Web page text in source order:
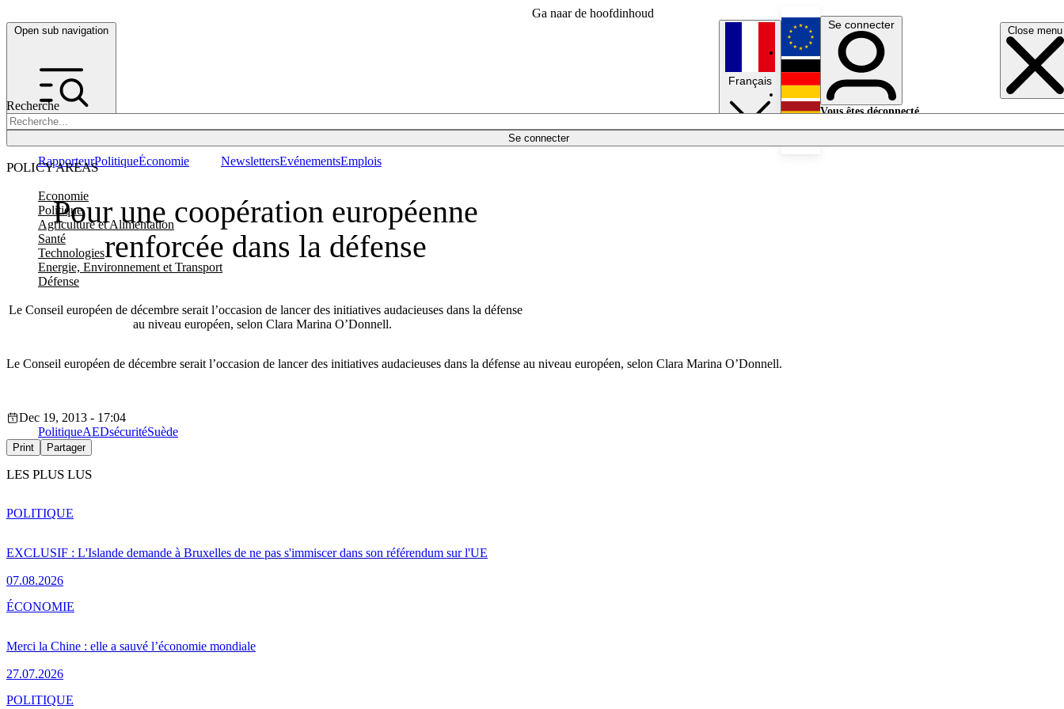
Ga naar de hoofdinhoud
Open sub navigation Close menu
Recherche
Se connecter
POLICY AREAS
Economie
Politique
Agriculture et Alimentation
Santé
Technologies
Energie, Environnement et Transport
Défense
RapporteurPolitiqueÉconomie NewslettersEvénementsEmplois
Français
English
Deutsch
Se connecter
Vous êtes déconnecté.
Pour une coopération européenne
renforcée dans la défense
Le Conseil européen de décembre serait l’occasion de lancer des initiatives audacieuses dans la défense
au niveau européen, selon Clara Marina O’Donnell.
Le Conseil européen de décembre serait l’occasion de lancer des initiatives audacieuses dans la défense au niveau européen, selon Clara Marina O’Donnell.
Dec 19, 2013 - 17:04
PolitiqueAEDsécuritéSuède
Print Partager
LES PLUS LUS
EXCLUSIF : L'Islande demande à Bruxelles de ne pas s'immiscer dans son référendum sur l'UE
07.08.2026
POLITIQUE
Merci la Chine : elle a sauvé l’économie mondiale
27.07.2026
ÉCONOMIE
POLITIQUE